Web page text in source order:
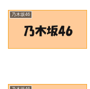
乃木坂46